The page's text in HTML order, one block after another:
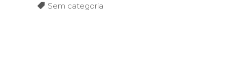
Sem categoria